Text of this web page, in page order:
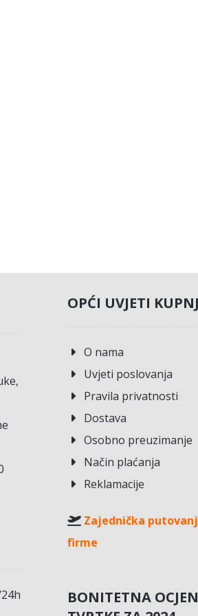
OPĆI UVJETI
O nama
Uvjeti poslovanja
Pravila privatnosti
Dostava
Osobno preuzimanje
Način plaćanja
Reklamacije
Zajednička
firme
BONITETNA